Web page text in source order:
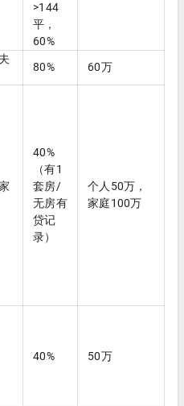
>144
平，
60%
80% 60万
40%
（有1
套房/
无房有
贷记
录）
个人50万，
家庭100万
40% 50万